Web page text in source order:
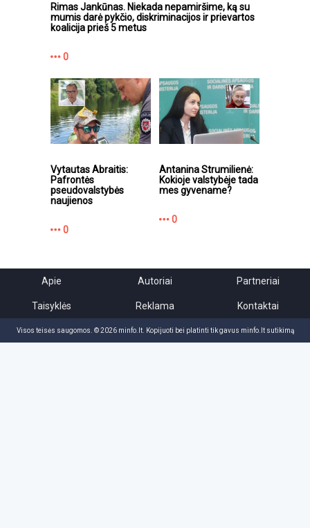
Rimas Jankūnas. Niekada nepamiršime, ką su
mumis darė pykčio, diskriminacijos ir prievartos
koalicija prieš 5 metus
0
Vytautas Abraitis:
Pafrontės
pseudovalstybės
naujienos
0
Antanina Strumilienė:
Kokioje valstybėje tada
mes gyvename?
0
Apie Autoriai Partneriai
Taisyklės Reklama Kontaktai
Visos teisės saugomos. © 2026 minfo.lt. Kopijuoti bei platinti tik gavus minfo.lt sutikimą